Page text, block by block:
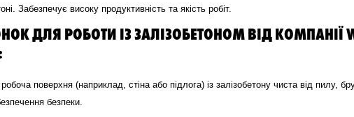
Забезпечує високу продуктивність та якість робіт.
ДЛЯ РОБОТИ ІЗ ЗАЛІЗОБЕТОНОМ ВІД КОМПАНІЇ
поверхня (наприклад, стіна або підлога) із залізобетону чиста від пилу,
безпеки.